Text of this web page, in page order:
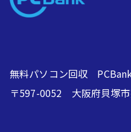
無料パソコン回収
〒597-0052 大阪府貝